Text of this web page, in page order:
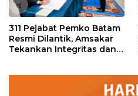
«
311 Pejabat Pemko Batam
Resmi Dilantik, Amsakar
Tekankan Integritas dan